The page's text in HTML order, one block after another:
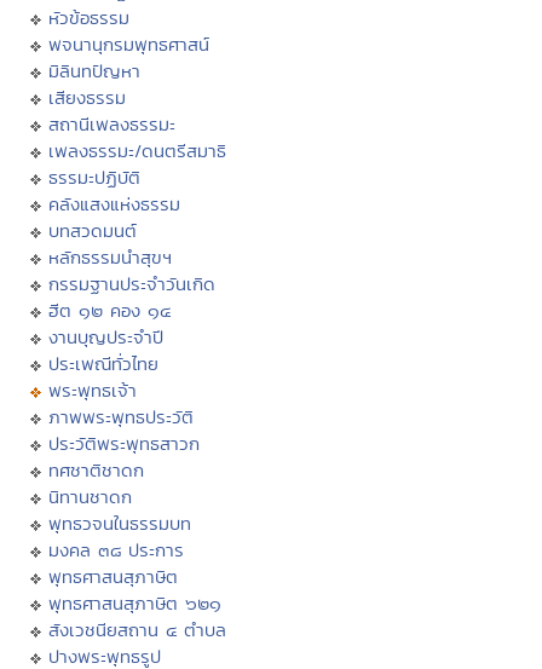
หัวข้อธรรม
พจนานุกรมพุทธศาสน์
มิลินทปัญหา
เสียงธรรม
สถานีเพลงธรรมะ
เพลงธรรมะ/ดนตรีสมาธิ
ธรรมะปฏิบัติ
คลังแสงแห่งธรรม
บทสวดมนต์
หลักธรรมนำสุขฯ
กรรมฐานประจำวันเกิด
ฮีต ๑๒ คอง ๑๔
งานบุญประจำปี
ประเพณีทั่วไทย
พระพุทธเจ้า
ภาพพระพุทธประวัติ
ประวัติพระพุทธสาวก
ทศชาติชาดก
นิทานชาดก
พุทธวจนในธรรมบท
มงคล ๓๘ ประการ
พุทธศาสนสุภาษิต
พุทธศาสนสุภาษิต ๖๒๑
สังเวชนียสถาน ๔ ตำบล
ปางพระพุทธรูป